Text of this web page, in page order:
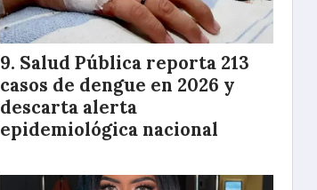
Salud Pública reporta 213
casos de dengue en 2026 y
descarta alerta
epidemiológica nacional